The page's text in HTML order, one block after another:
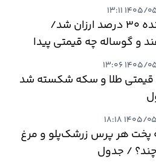
۱۴ ۱۳:۱۱
دام زنده ۳۰ درصد ارزان شد/
و گوساله چه قیمتی پیدا
۱۴ ۱۳:۰۶
طلا و سکه شکسته شد
۱۳ ۱۸:۱۸
پخت هر پرس زرشک‌پلو و مرغ
/ جدول